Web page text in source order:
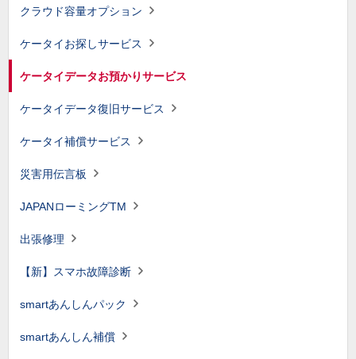
クラウド容量オプション
ケータイお探しサービス
ケータイデータお預かりサービス
ケータイデータ復旧サービス
ケータイ補償サービス
災害用伝言板
JAPANローミングTM
出張修理
【新】スマホ故障診断
smartあんしんパック
smartあんしん補償